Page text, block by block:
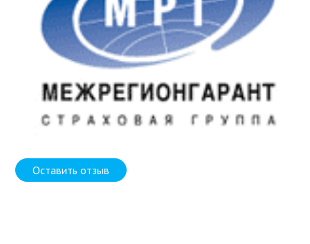
Оставить отзыв